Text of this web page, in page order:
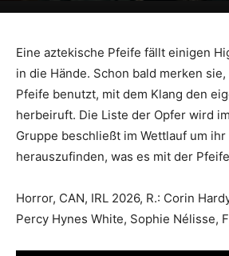
Eine aztekische Pfeife fällt einigen
in die Hände. Schon bald merken
Pfeife benutzt, mit dem Klang den
herbeiruft. Die Liste der Opfer wird
Gruppe beschließt im Wettlauf um ihr
herauszufinden, was es mit der
Horror, CAN, IRL 2026, R.: Corin
Percy Hynes White, Sophie Nélisse,